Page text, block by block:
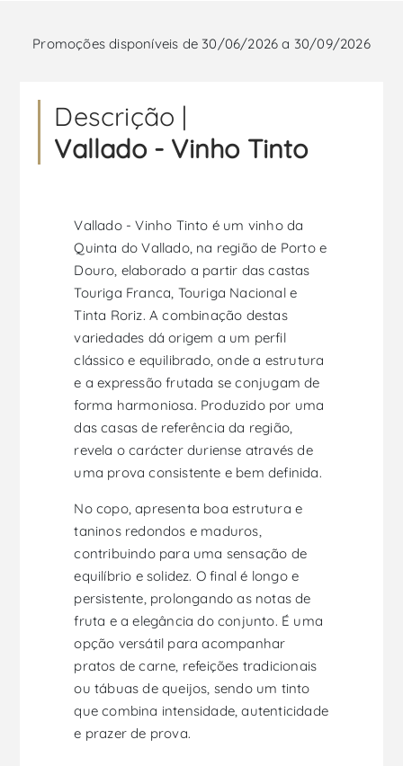
Promoções disponíveis de 30/06/2026 a 30/09/2026
Descrição |
Vallado - Vinho Tinto
Vallado - Vinho Tinto é um vinho da
Quinta do Vallado, na região de Porto e
Douro, elaborado a partir das castas
Touriga Franca, Touriga Nacional e
Tinta Roriz. A combinação destas
variedades dá origem a um perfil
clássico e equilibrado, onde a estrutura
e a expressão frutada se conjugam de
forma harmoniosa. Produzido por uma
das casas de referência da região,
revela o carácter duriense através de
uma prova consistente e bem definida.
No copo, apresenta boa estrutura e
taninos redondos e maduros,
contribuindo para uma sensação de
equilíbrio e solidez. O final é longo e
persistente, prolongando as notas de
fruta e a elegância do conjunto. É uma
opção versátil para acompanhar
pratos de carne, refeições tradicionais
ou tábuas de queijos, sendo um tinto
que combina intensidade, autenticidade
e prazer de prova.